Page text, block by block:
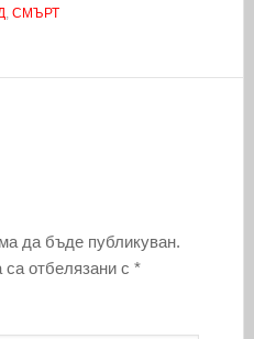
, СМЪРТ
да бъде публикуван.
отбелязани с *